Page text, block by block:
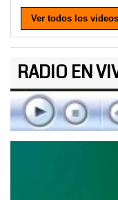
Ver todos los videos
RADIO EN